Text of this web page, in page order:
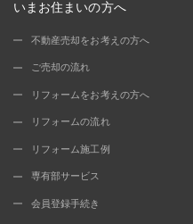
いまお住まいの方へ
不動産売却をお考えの方へ
ご売却の流れ
リフォームをお考えの方へ
リフォームの流れ
リフォーム施工例
専有部サービス
会員登録手続き